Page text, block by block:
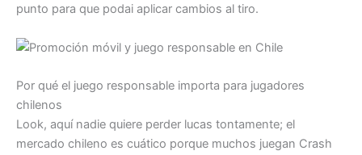
punto para que podai aplicar cambios al tiro.
Por qué el juego responsable importa para jugadores
chilenos
Look, aquí nadie quiere perder lucas tontamente; el
mercado chileno es cuático porque muchos juegan Crash